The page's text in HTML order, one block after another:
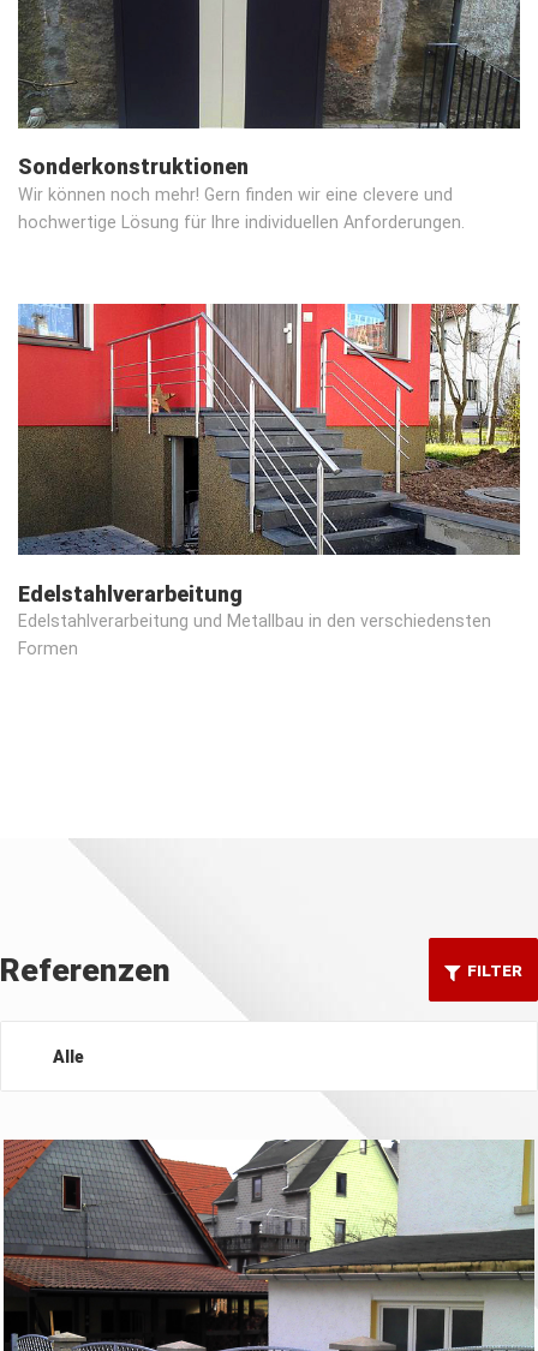
Sonderkonstruktionen
Wir können noch mehr! Gern finden wir eine clevere und
hochwertige Lösung für Ihre individuellen Anforderungen.
Edelstahlverarbeitung
Edelstahlverarbeitung und Metallbau in den verschiedensten
Formen
FILTER
Referenzen
Alle
Treppen & Geländer
Überdachung
Edelstahl